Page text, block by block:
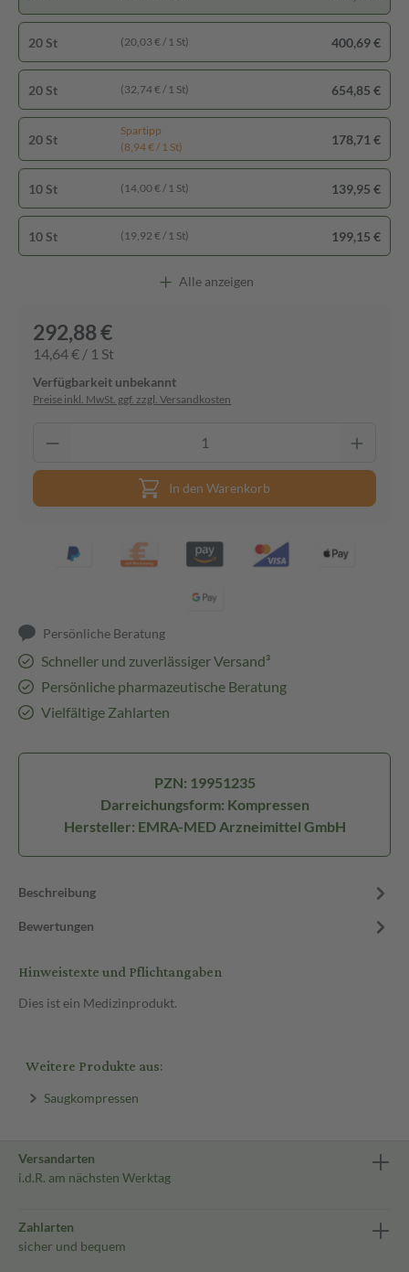
20 St (20,03 € / 1 St) 400,69 €
20 St (32,74 € / 1 St) 654,85 €
20 St
Spartipp
(8,94 € / 1 St)
178,71 €
10 St (14,00 € / 1 St) 139,95 €
10 St (19,92 € / 1 St) 199,15 €
Alle anzeigen
292,88 €
14,64 € / 1 St
Verfügbarkeit unbekannt
Preise inkl. MwSt. ggf. zzgl. Versandkosten
In den Warenkorb
Persönliche Beratung
Schneller und zuverlässiger Versand³
Persönliche pharmazeutische Beratung
Vielfältige Zahlarten
PZN: 19951235
Darreichungsform: Kompressen
Hersteller: EMRA-MED Arzneimittel GmbH
Beschreibung
Bewertungen
Hinweistexte und Pflichtangaben
Dies ist ein Medizinprodukt.
Weitere Produkte aus:
Saugkompressen
Versandarten
i.d.R. am nächsten Werktag
Zahlarten
sicher und bequem